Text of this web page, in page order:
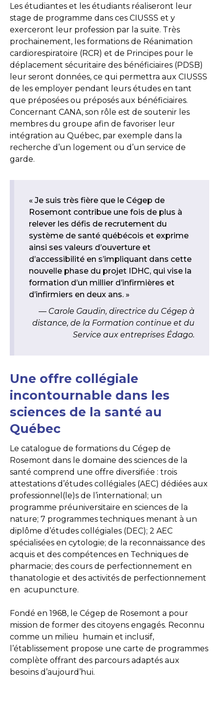
Les étudiantes et les étudiants réaliseront leur
stage de programme dans ces CIUSSS et y
exerceront leur profession par la suite. Très
prochainement, les formations de Réanimation
cardiorespiratoire (RCR) et de Principes pour le
déplacement sécuritaire des bénéficiaires (PDSB)
leur seront données, ce qui permettra aux CIUSSS
de les employer pendant leurs études en tant
que préposées ou préposés aux bénéficiaires.
Concernant CANA, son rôle est de soutenir les
membres du groupe afin de favoriser leur
intégration au Québec, par exemple dans la
recherche d’un logement ou d’un service de
garde.
« Je suis très fière que le Cégep de
Rosemont contribue une fois de plus à
relever les défis de recrutement du
système de santé québécois et exprime
ainsi ses valeurs d’ouverture et
d’accessibilité en s’impliquant dans cette
nouvelle phase du projet IDHC, qui vise la
formation d’un millier d’infirmières et
d’infirmiers en deux ans. »
Carole Gaudin, directrice du Cégep à
distance, de la Formation continue et du
Service aux entreprises Édago.
Une offre collégiale
incontournable dans les
sciences de la santé au
Québec
Le catalogue de formations du Cégep de
Rosemont dans le domaine des sciences de la
santé comprend une offre diversifiée : trois
attestations d’études collégiales (AEC) dédiées aux
professionnel(le)s de l’international; un
programme préuniversitaire en sciences de la
nature; 7 programmes techniques menant à un
diplôme d’études collégiales (DEC); 2 AEC
spécialisées en cytologie; de la reconnaissance des
acquis et des compétences en Techniques de
pharmacie; des cours de perfectionnement en
thanatologie et des activités de perfectionnement
en acupuncture.
Fondé en 1968, le Cégep de Rosemont a pour
mission de former des citoyens engagés. Reconnu
comme un milieu humain et inclusif,
l’établissement propose une carte de programmes
complète offrant des parcours adaptés aux
besoins d’aujourd’hui.